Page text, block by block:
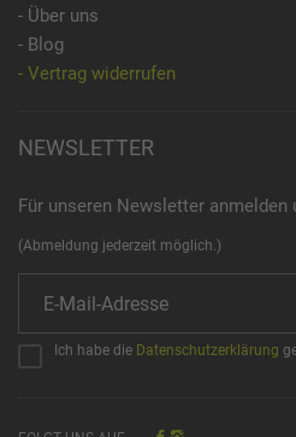
- Über uns
- Blog
- Vertrag widerrufen
NEWSLETTER
Für unseren Newsletter
(Abmeldung jederzeit möglich.)
Ich habe die Datenschutzerklärung